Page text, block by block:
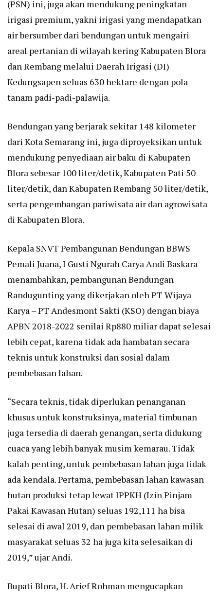
(PSN) ini, juga akan mendukung peningkatan
irigasi premium, yakni irigasi yang mendapatkan
air bersumber dari bendungan untuk mengairi
areal pertanian di wilayah kering Kabupaten Blora
dan Rembang melalui Daerah Irigasi (DI)
Kedungsapen seluas 630 hektare dengan pola
tanam padi-padi-palawija.
Bendungan yang berjarak sekitar 148 kilometer
dari Kota Semarang ini, juga diproyeksikan untuk
mendukung penyediaan air baku di Kabupaten
Blora sebesar 100 liter/detik, Kabupaten Pati 50
liter/detik, dan Kabupaten Rembang 50 liter/detik,
serta pengembangan pariwisata air dan agrowisata
di Kabupaten Blora.
Kepala SNVT Pembangunan Bendungan BBWS
Pemali Juana, I Gusti Ngurah Carya Andi Baskara
menambahkan, pembangunan Bendungan
Randugunting yang dikerjakan oleh PT Wijaya
Karya – PT Andesmont Sakti (KSO) dengan biaya
APBN 2018-2022 senilai Rp880 miliar dapat selesai
lebih cepat, karena tidak ada hambatan secara
teknis untuk konstruksi dan sosial dalam
pembebasan lahan.
“Secara teknis, tidak diperlukan penanganan
khusus untuk konstruksinya, material timbunan
juga tersedia di daerah genangan, serta didukung
cuaca yang lebih banyak musim kemarau. Tidak
kalah penting, untuk pembebasan lahan juga tidak
ada kendala. Pertama, pembebasan lahan kawasan
hutan produksi tetap lewat IPPKH (Izin Pinjam
Pakai Kawasan Hutan) seluas 192,111 ha bisa
selesai di awal 2019, dan pembebasan lahan milik
masyarakat seluas 32 ha juga kita selesaikan di
2019,” ujar Andi.
Bupati Blora, H. Arief Rohman mengucapkan